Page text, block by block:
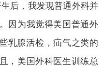
后，我发现普通外科并
因为我觉得美国普通外
乳腺活检，疝气之类的
，美国外科医生训练总